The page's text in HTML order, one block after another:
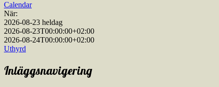
Calendar
När:
2026-08-23 heldag
2026-08-23T00:00:00+02:00
2026-08-24T00:00:00+02:00
Uthyrd
Inläggsnavigering